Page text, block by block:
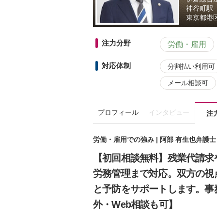
神谷町駅
東京都港
注力分野 労働・雇用
対応体制 分割払い利用可
メール相談可
プロフィール インタビュー 注
労働・雇用での強み | 阿部 有生也弁護
【初回相談無料】残業代請
労務管理まで対応。双方の
と予防をサポートします。
外・Web相談も可】